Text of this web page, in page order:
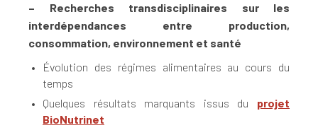
– Recherches transdisciplinaires sur les
interdépendances entre production,
consommation, environnement et santé
Évolution des régimes alimentaires au cours du
temps
Quelques résultats marquants issus du projet
BioNutrinet